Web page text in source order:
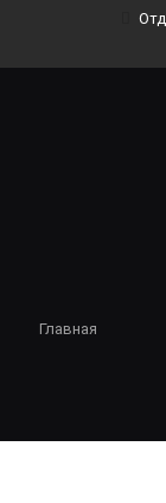
Главная